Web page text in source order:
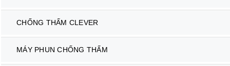
CHỐNG THẤM CLEVER
MÁY PHUN CHỐNG THẤM